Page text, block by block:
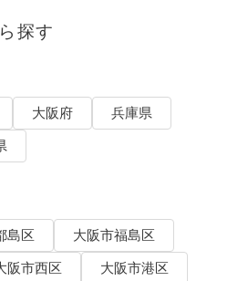
探す
大阪府
兵庫県
島区
大阪市福島区
阪市西区
大阪市港区